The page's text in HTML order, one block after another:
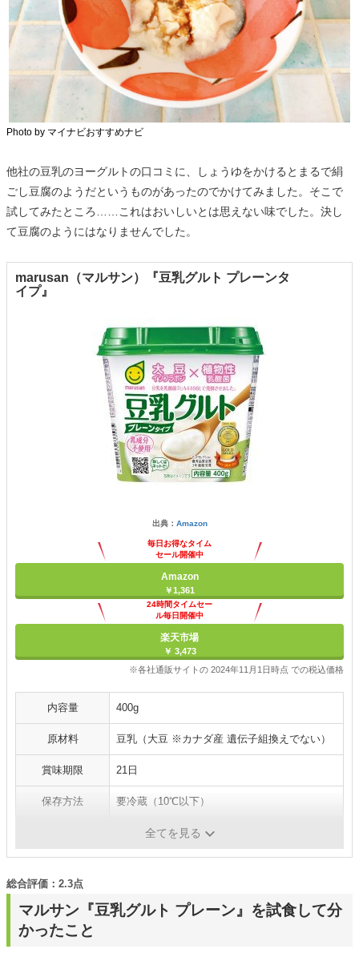
Photo by マイナビおすすめナビ
他社の豆乳のヨーグルトの口コミに、しょうゆをかけるとまるで絹
ごし豆腐のようだというものがあったのでかけてみました。そこで
試してみたところ……これはおいしいとは思えない味でした。決し
て豆腐のようにはなりませんでした。
marusan（マルサン）『豆乳グルト プレーンタ
イプ』
出典： Amazon
毎日お得なタイム
セール開催中
Amazon
￥1,361
24時間タイムセー
ル毎日開催中
楽天市場
￥ 3,473
※各社通販サイトの 2024年11月1日時点 での税込価格
内容量 400g
原材料 豆乳（大豆 ※カナダ産 遺伝子組換えでない）
賞味期限 21日
保存方法 要冷蔵（10℃以下）
46kcal（100gあたり）
全てを見る
マルサン『豆乳グルト プレーン』を試食して分
かったこと
総合評価：2.3点